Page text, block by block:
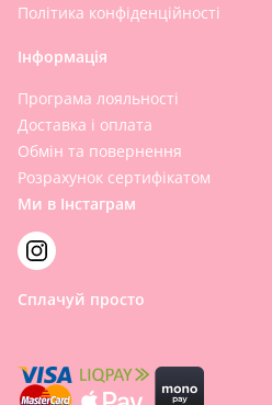
Політика конфіденційності
Інформація
Програма лояльності
Доставка і оплата
Обмін та повернення
Розрахунок сертифікатом
Ми в Інстаграм
Сплачуй просто